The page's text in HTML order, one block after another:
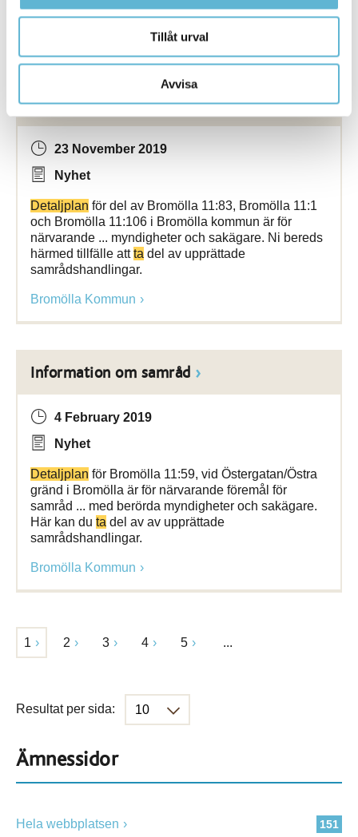
Tillåt urval
Avvisa
Information om samråd
23 November 2019
Nyhet
Detaljplan för del av Bromölla 11:83, Bromölla 11:1
och Bromölla 11:106 i Bromölla kommun är för
närvarande ... myndigheter och sakägare. Ni bereds
härmed tillfälle attta del av upprättade
samrådshandlingar.
Bromölla Kommun
Information om samråd
4 February 2019
Nyhet
Detaljplan för Bromölla 11:59, vid Östergatan/Östra
gränd i Bromölla är för närvarande föremål för
samråd ... med berörda myndigheter och sakägare.
Här kan du ta del av av upprättade
samrådshandlingar.
Bromölla Kommun
1 2 3 4 5 ...
Resultat per sida:
Ämnessidor
151
Hela webbplatsen